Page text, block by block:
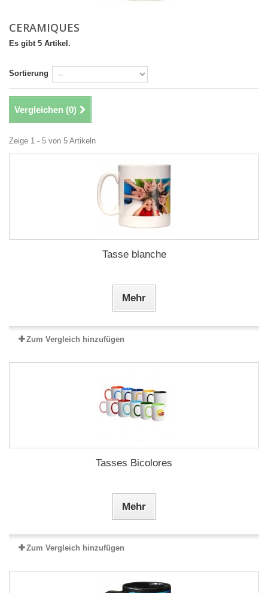
CERAMIQUES
Es gibt 5 Artikel.
Sortierung
Vergleichen (0)
Zeige 1 - 5 von 5 Artikeln
Tasse blanche
Mehr
Zum Vergleich hinzufügen
Tasses Bicolores
Mehr
Zum Vergleich hinzufügen